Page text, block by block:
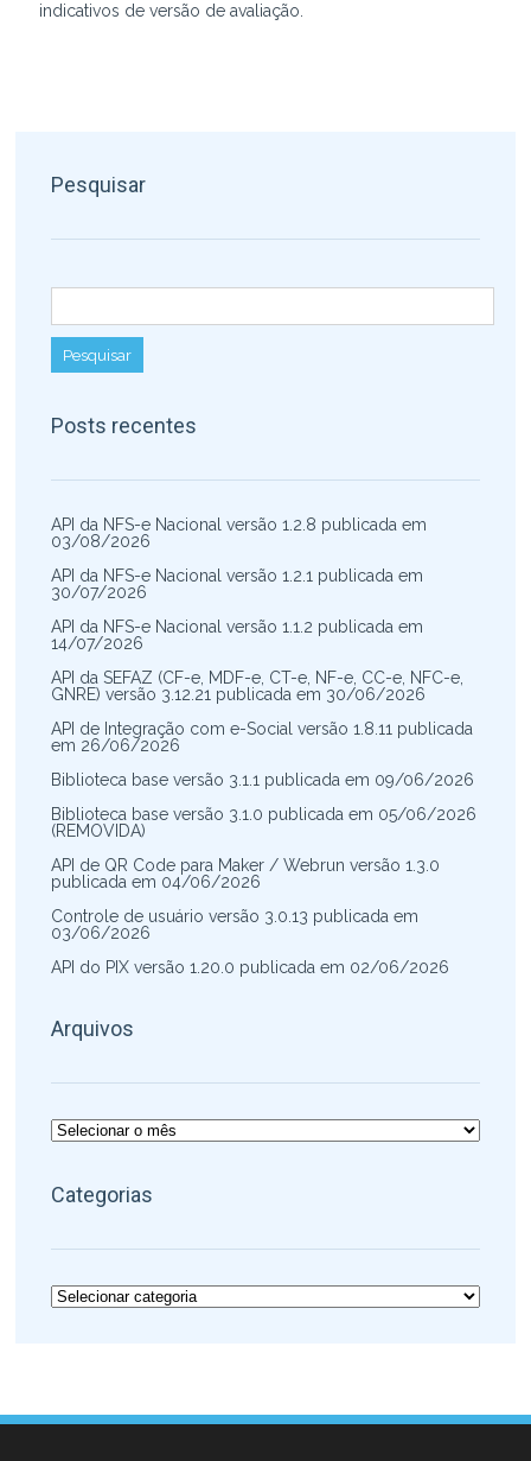
indicativos de versão de avaliação.
Pesquisar
Posts recentes
API da NFS-e Nacional versão 1.2.8 publicada em
03/08/2026
API da NFS-e Nacional versão 1.2.1 publicada em
30/07/2026
API da NFS-e Nacional versão 1.1.2 publicada em
14/07/2026
API da SEFAZ (CF-e, MDF-e, CT-e, NF-e, CC-e, NFC-e,
GNRE) versão 3.12.21 publicada em 30/06/2026
API de Integração com e-Social versão 1.8.11 publicada
em 26/06/2026
Biblioteca base versão 3.1.1 publicada em 09/06/2026
Biblioteca base versão 3.1.0 publicada em 05/06/2026
(REMOVIDA)
API de QR Code para Maker / Webrun versão 1.3.0
publicada em 04/06/2026
Controle de usuário versão 3.0.13 publicada em
03/06/2026
API do PIX versão 1.20.0 publicada em 02/06/2026
Arquivos
Arquivos
Categorias
Categorias